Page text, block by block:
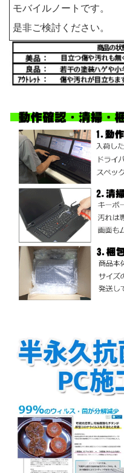
モバイルノートです。
是非ご検討ください。